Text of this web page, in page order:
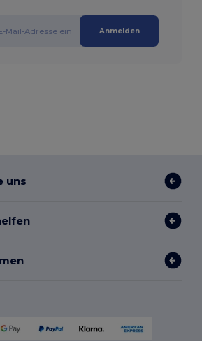
Anmelden
uns